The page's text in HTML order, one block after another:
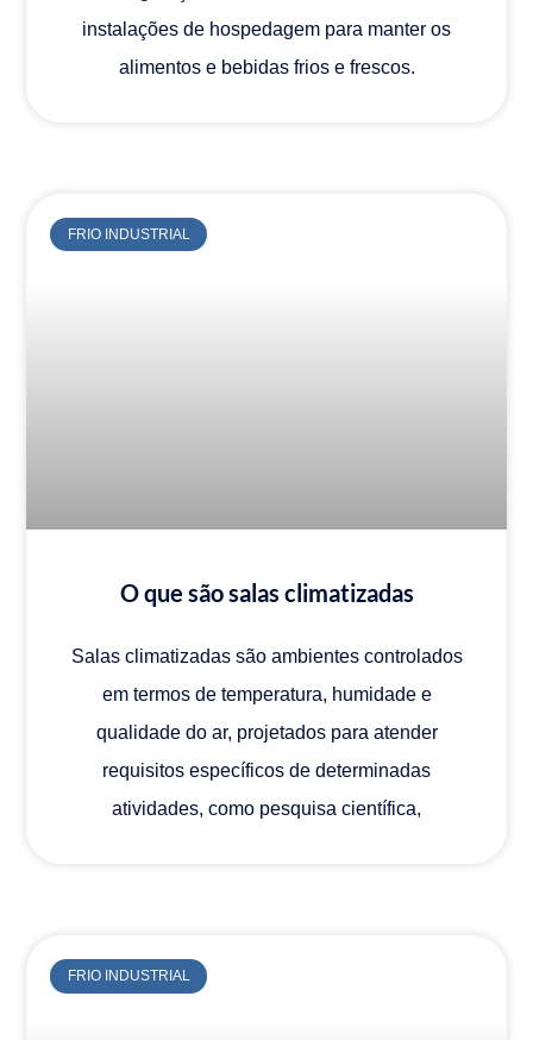
instalações de hospedagem para manter os
alimentos e bebidas frios e frescos.
FRIO INDUSTRIAL
O que são salas climatizadas
Salas climatizadas são ambientes controlados
em termos de temperatura, humidade e
qualidade do ar, projetados para atender
requisitos específicos de determinadas
atividades, como pesquisa científica,
FRIO INDUSTRIAL